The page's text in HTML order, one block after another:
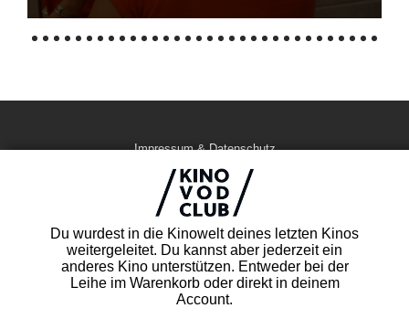
Du wurdest in die Kinowelt deines letzten Kinos
weitergeleitet. Du kannst aber jederzeit ein
anderes Kino unterstützen. Entweder bei der
Leihe im Warenkorb oder direkt in deinem
Account.
Impressum & Datenschutz
AGB
Kontakt
FAQ
Newsletter
Partner